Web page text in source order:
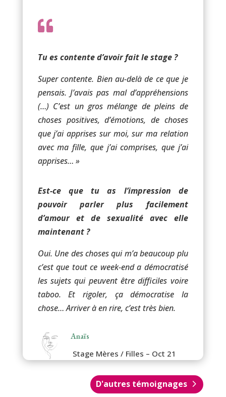

Tu es contente d’avoir fait le stage ?
Super contente. Bien au-delà de ce que je
pensais. J’avais pas mal d’appréhensions
(…) C’est un gros mélange de pleins de
choses positives, d’émotions, de choses
que j’ai apprises sur moi, sur ma relation
avec ma fille, que j’ai comprises, que j’ai
apprises… »
Est-ce que tu as l’impression de
pouvoir parler plus facilement
d’amour et de sexualité avec elle
maintenant ?
Oui. Une des choses qui m’a beaucoup plu
c’est que tout ce week-end a démocratisé
les sujets qui peuvent être difficiles voire
taboo. Et rigoler, ça démocratise la
chose… Arriver à en rire, c’est très bien.
Anaïs
Stage Mères / Filles – Oct 21
D'autres témoignages